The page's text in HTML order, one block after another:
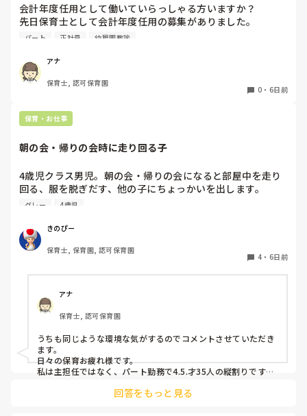
会計年度任用として働いていらっしゃる方いますか？
先日保育士として会計年度任用の募集がありました。
赤ちゃん訪問を主にするようですが、園勤務ではなく、保育
よろしくお願いします。
パート 正社員 幼稚園教諭
アナ
保育士, 認可保育園
0 ・ 6日前
保育・お仕事
朝の会・帰りの会時に走り回る子
4歳児クラス男児。朝の会・帰りの会になると部屋中を走り
回る、服を脱ぎだす、他の子にちょっかいを出します。
私が主担任、もう一人補助の先生がいますが、補助の先生は
です。
私がその子の対応をしているとクラス全体の流れが止まって
しまい、クラス全体が落ち着かなくなってしまう。別スペー
なる…という悪循環に陥ってしまっています。
何か少しでも良い方法はないかなと悩み、ここで相談させて
グレー 4歳児
きのぴー
保育士, 保育園, 認可保育園
4 ・ 6日前
アナ
保育士, 認可保育園
うちも同じような環境な気がするのでコメントさせていただき
ます。
日々の保育お疲れ様です。
私は主担任ではなく、パート勤務で4.5.才35人の縦割りです。
うちも要支援児が数名おり、朝の集まりで立って歌を歌うのに
回答をもっと見る